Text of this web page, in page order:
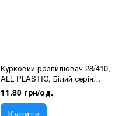
Курковий розпилювач 28/410,
ALL PLASTIC, Білий серія
1801-F2
11.80 грн/од.